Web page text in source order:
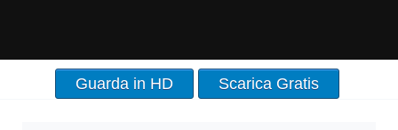
Guarda in HD Scarica Gratis